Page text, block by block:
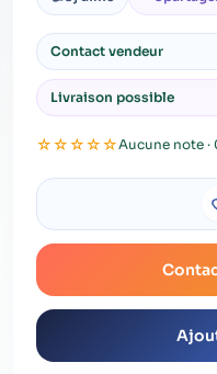
Contact vendeur
Livraison possible
☆☆☆☆☆Aucune note ·